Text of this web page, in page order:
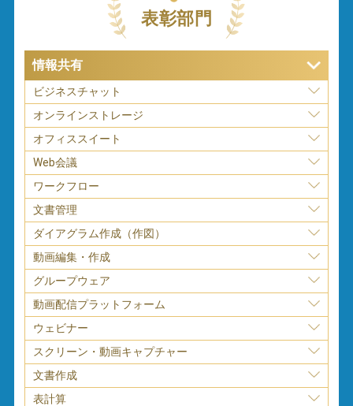
表彰部門
情報共有
ビジネスチャット
オンラインストレージ
オフィススイート
Web会議
ワークフロー
文書管理
ダイアグラム作成（作図）
動画編集・作成
グループウェア
動画配信プラットフォーム
ウェビナー
スクリーン・動画キャプチャー
文書作成
表計算